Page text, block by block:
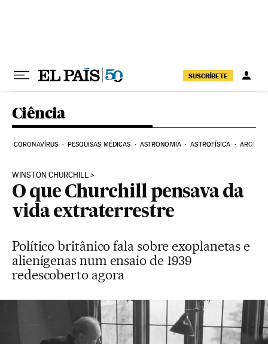
SUSCRÍBETE
Ciência
CORONAVÍRUS PESQUISAS MÉDICAS ASTRONOMIA ASTROFÍSICA
WINSTON CHURCHILL
O que Churchill pensava da
vida extraterrestre
Político britânico fala sobre exoplanetas e
alienígenas num ensaio de 1939
redescoberto agora